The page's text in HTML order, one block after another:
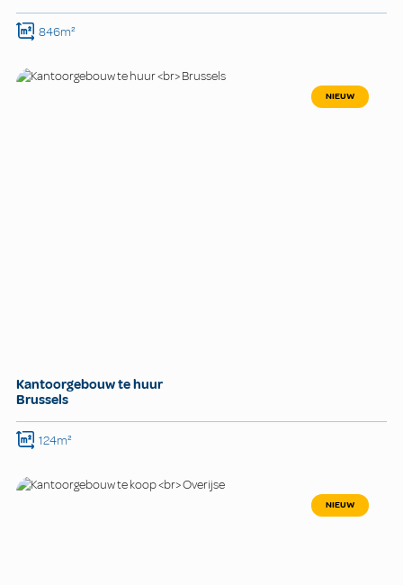
846m²
NIEUW
Kantoorgebouw te huur
Brussels
124m²
NIEUW